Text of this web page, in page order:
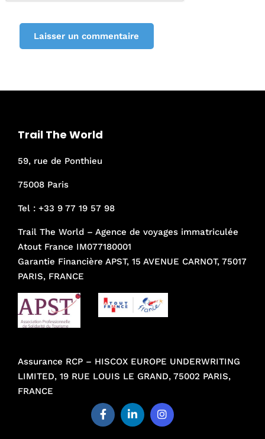
Trail The World
59, rue de Ponthieu
75008 Paris
Tel : +33 9 77 19 57 98
Trail The World – Agence de voyages immatriculée
Atout France IM077180001
Garantie Financière APST, 15 AVENUE CARNOT, 75017
PARIS, FRANCE
Assurance RCP – HISCOX EUROPE UNDERWRITING
LIMITED, 19 RUE LOUIS LE GRAND, 75002 PARIS,
FRANCE